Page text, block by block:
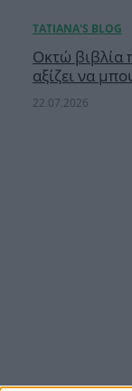
Οκτώ βιβλία
αξίζει να
22.07.2026